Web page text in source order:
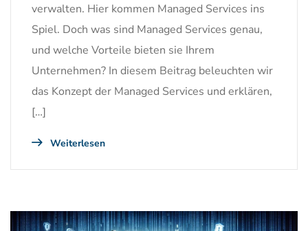
verwalten. Hier kommen Managed Services ins
Spiel. Doch was sind Managed Services genau,
und welche Vorteile bieten sie Ihrem
Unternehmen? In diesem Beitrag beleuchten wir
das Konzept der Managed Services und erklären,
[…]
Weiterlesen